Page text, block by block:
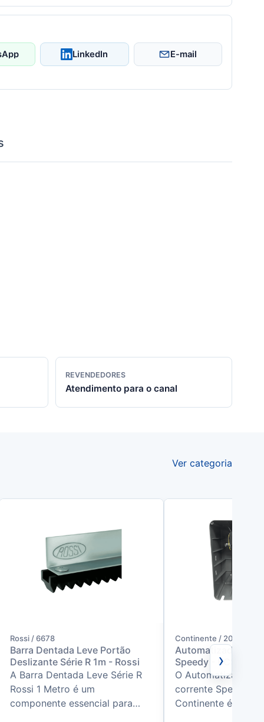
LinkedIn E-mail
REVENDEDORES
Atendimento para o canal
Ver categoria
Rossi / 6678
Barra Dentada Leve Portão
Deslizante Série R 1m - Rossi
A Barra Dentada Leve Série R
Rossi 1 Metro é um
componente essencial para
Continente / 207638
Automatizador
Speedy - BCS100
O Automatizador
corrente Speedy
Continente é um
›